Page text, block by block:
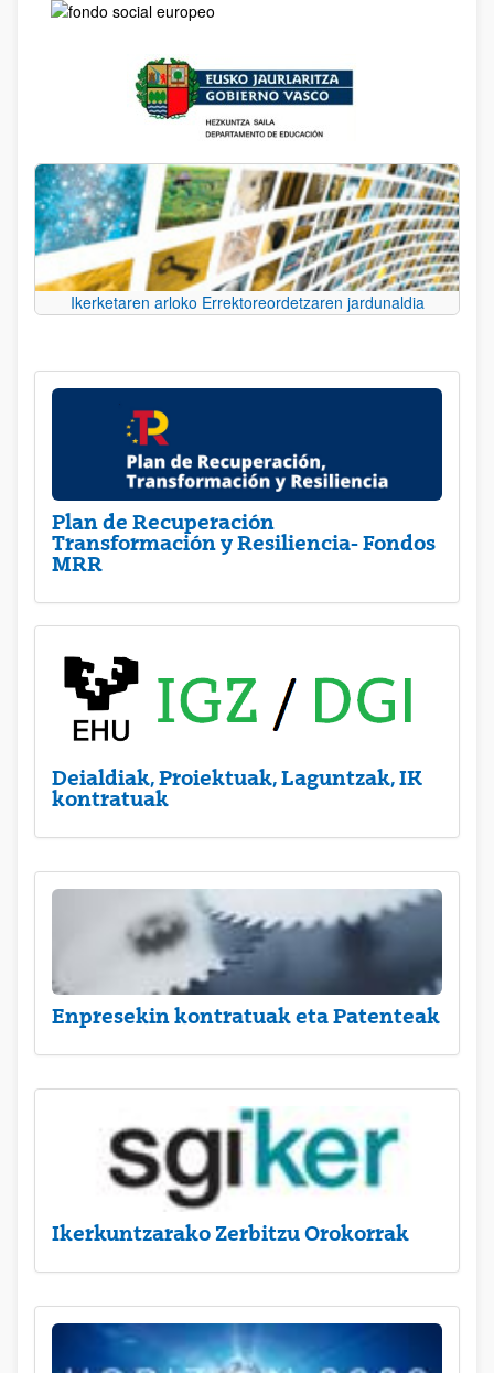
Ikerketaren arloko Errektoreordetzaren jardunaldia
Plan de Recuperación
Transformación y Resiliencia- Fondos
MRR
Deialdiak, Proiektuak, Laguntzak, IK
kontratuak
Enpresekin kontratuak eta Patenteak
Ikerkuntzarako Zerbitzu Orokorrak